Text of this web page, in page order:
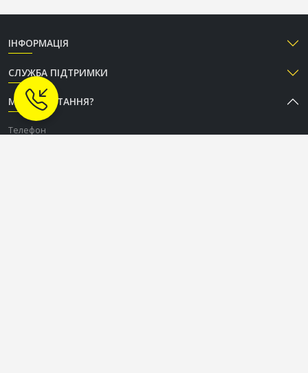
ІНФОРМАЦІЯ
СЛУЖБА ПІДТРИМКИ
МАЄТЕ ПИТАННЯ?
Телефон